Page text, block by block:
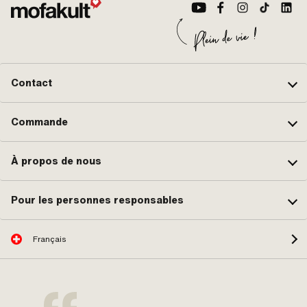
Contact
Commande
À propos de nous
Pour les personnes responsables
Français